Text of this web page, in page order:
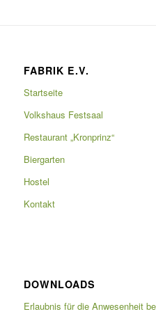
FABRIK E.V.
Startseite
Volkshaus Festsaal
Restaurant „Kronprinz“
Biergarten
Hostel
Kontakt
DOWNLOADS
Erlaubnis für die Anwesenheit